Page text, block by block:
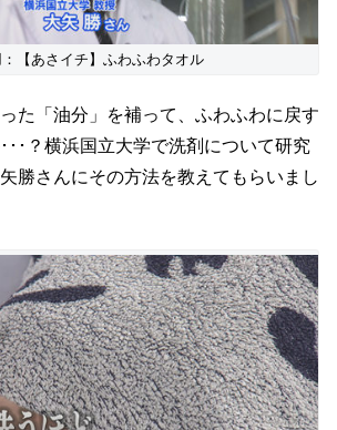
：【あさイチ】ふわふわタオル
た「油分」を補って、ふわふわに戻す
･･？横浜国立大学で洗剤について研究
勝さんにその方法を教えてもらいまし